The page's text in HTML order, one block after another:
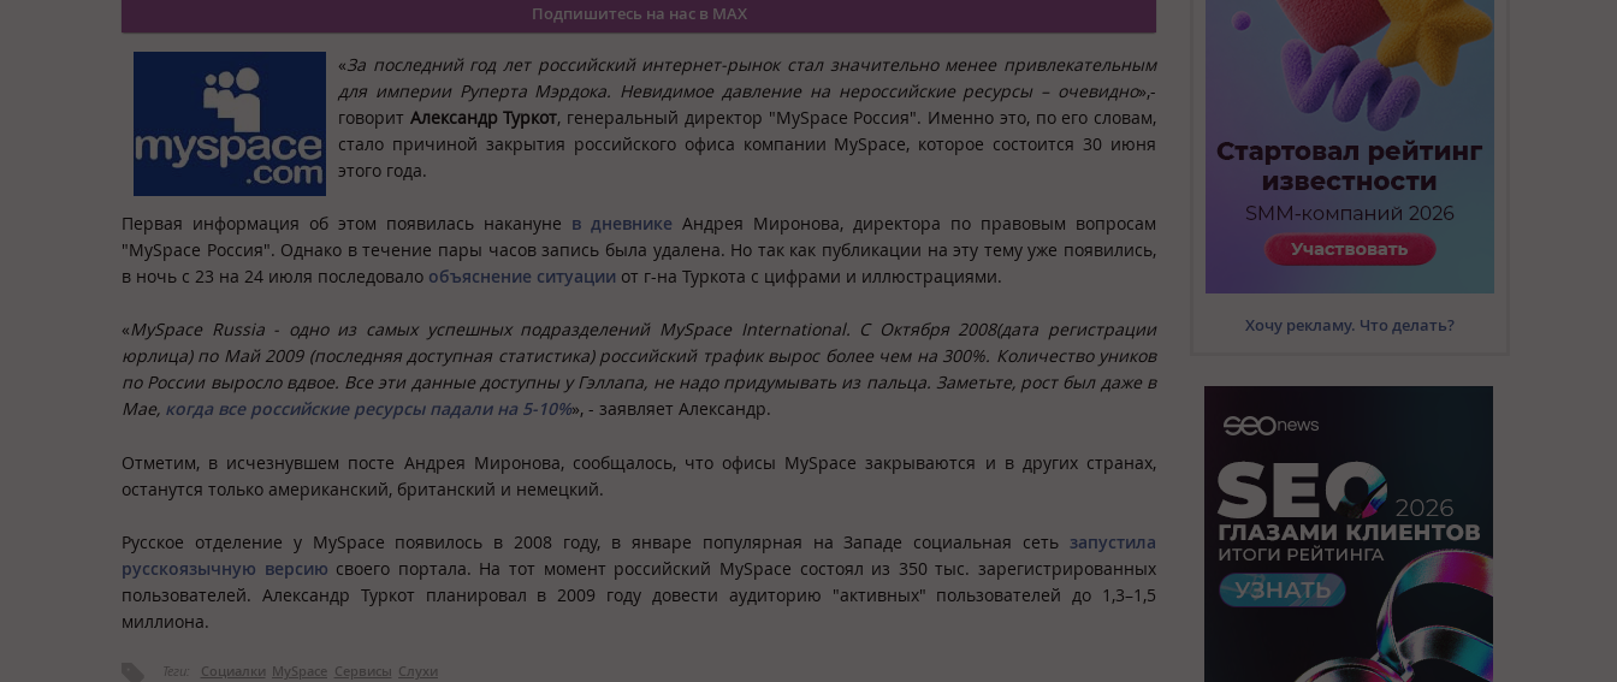
Подпишитесь на нас в MAX
« За последний год лет российский интернет-рынок стал значительно менее привлекательным
для империи Руперта Мэрдока. Невидимое давление на нероссийские ресурсы – очевидно»,-
говорит Александр Туркот, генеральный директор "MySpace Россия". Именно это, по его словам,
стало причиной закрытия российского офиса компании MySpace, которое состоится 30 июня
этого года.
Первая информация об этом появилась накануне в дневнике Андрея Миронова, директора по правовым вопросам
"MySpace Россия". Однако в течение пары часов запись была удалена. Но так как публикации на эту тему уже появились,
в ночь с 23 на 24 июля последовало объяснение ситуации от г-на Туркота с цифрами и иллюстрациями.
«MySpace Russia - одно из самых успешных подразделений MySpace International. C Октября 2008(дата регистрации
юрлица) по Май 2009 (последняя доступная статистика) российский трафик вырос более чем на 300%. Количество уников
по России выросло вдвое. Все эти данные доступны у Гэллапа, не надо придумывать из пальца. Заметьте, рост был даже в
Мае, когда все российские ресурсы падали на 5-10%», - заявляет Александр.
Отметим, в исчезнувшем посте Андрея Миронова, сообщалось, что офисы MySpace закрываются и в других странах,
останутся только американский, британский и немецкий.
Русское отделение у MySpace появилось в 2008 году, в январе популярная на Западе социальная сеть запустила
русскоязычную версию своего портала. На тот момент российский MySpace состоял из 350 тыс. зарегистрированных
пользователей. Александр Туркот планировал в 2009 году довести аудиторию "активных" пользователей до 1,3–1,5
миллиона.
Теги: Социалки MySpace Сервисы Слухи
Хочу рекламу. Что делать?